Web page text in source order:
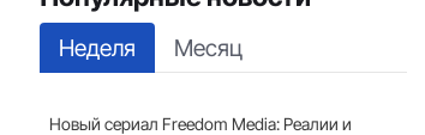
Неделя Месяц
Новый сериал Freedom Media: Реалии и